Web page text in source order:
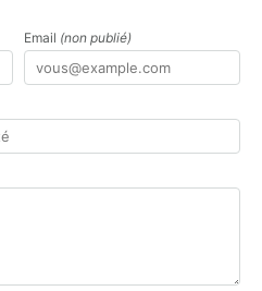
Email (non publié)